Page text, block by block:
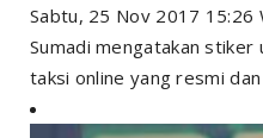
Sabtu, 25 Nov 2017 15:26
Sumadi mengatakan stiker
taksi online yang resmi